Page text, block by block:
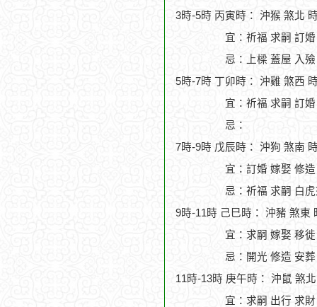
3時-5時 丙寅時： 沖猴 煞北
宜：祈福 求嗣 訂
忌：上樑 蓋屋 入殮
5時-7時 丁卯時： 沖雞 煞西
宜：祈福 求嗣 訂
忌：
7時-9時 戊辰時： 沖狗 煞南
宜：訂婚 嫁娶 修
忌：祈福 求嗣 白
9時-11時 己巳時： 沖豬 煞東
宜：求嗣 嫁娶 移
忌：開光 修造 安葬
11時-13時 庚午時： 沖鼠 煞
宜：求嗣 出行 求